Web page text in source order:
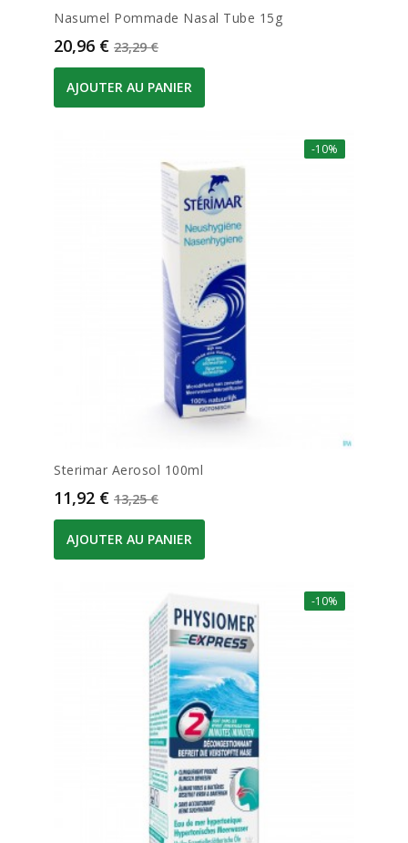
Nasumel Pommade Nasal Tube 15g
Prix
20,96 € Prix de base
23,29 €
AJOUTER AU PANIER
-10%
Sterimar Aerosol 100ml
Prix
11,92 € Prix de base
13,25 €
AJOUTER AU PANIER
-10%